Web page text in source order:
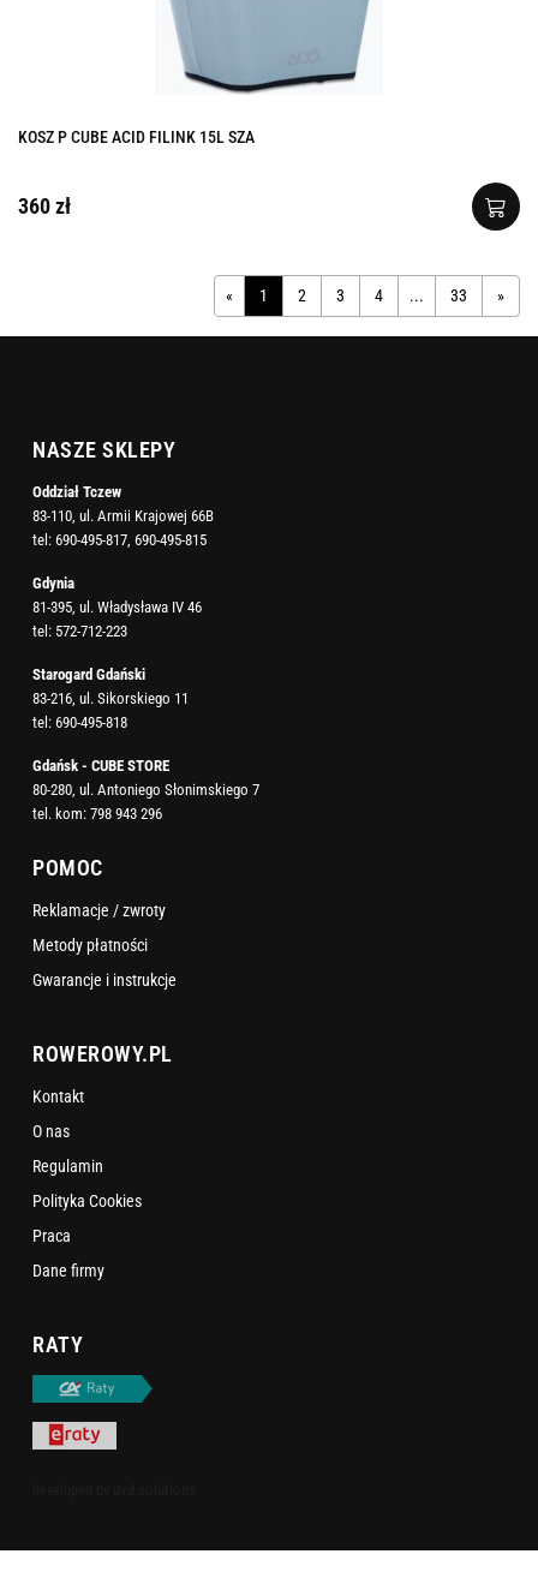
KOSZ P CUBE ACID FILINK 15L SZA
360 zł
« 1 2 3 4 ... 33 »
NASZE SKLEPY
Oddział Tczew
83-110, ul. Armii Krajowej 66B
tel: 690-495-817, 690-495-815
Gdynia
81-395, ul. Władysława IV 46
tel: 572-712-223
Starogard Gdański
83-216, ul. Sikorskiego 11
tel: 690-495-818
Gdańsk - CUBE STORE
80-280, ul. Antoniego Słonimskiego 7
tel. kom: 798 943 296
POMOC
Reklamacje / zwroty
Metody płatności
Gwarancje i instrukcje
ROWEROWY.PL
Kontakt
O nas
Regulamin
Polityka Cookies
Praca
Dane firmy
RATY